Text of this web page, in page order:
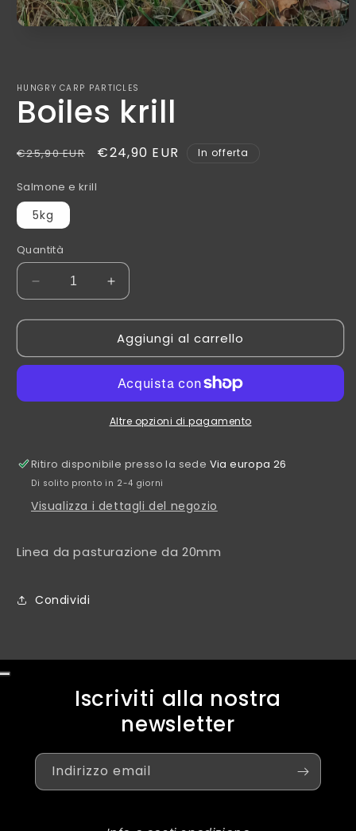
HUNGRY CARP PARTICLES
Boiles krill
Prezzo
listino
€25,90 EUR
Prezzo
€24,90 EUR In offerta
Salmone e krill
5kg
Quantità
Diminuisci
quantità
per
krill
Aumenta
quantità
per
Boiles
krill
Aggiungi al carrello
Altre opzioni di pagamento
Ritiro disponibile presso la sede Via europa 26
Di solito pronto in 2-4 giorni
Visualizza i dettagli del negozio
Linea da pasturazione da 20mm
Condividi
Iscriviti alla nostra
newsletter
Indirizzo email